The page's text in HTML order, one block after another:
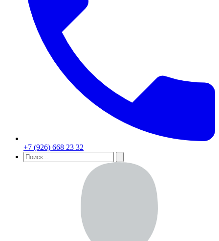
+7 (926) 668 23 32